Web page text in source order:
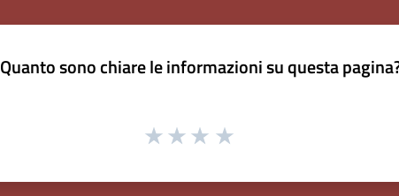
Quanto sono chiare le informazioni su questa